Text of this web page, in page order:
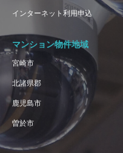
インターネット利用申込
マンション物件地域
宮崎市
北諸県郡
鹿児島市
曽於市